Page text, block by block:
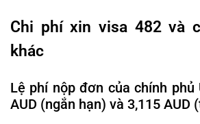
Chi phí xin visa 482 và
khác
Lệ phí nộp đơn của chính phủ
AUD (ngắn hạn) và 3,115 AUD